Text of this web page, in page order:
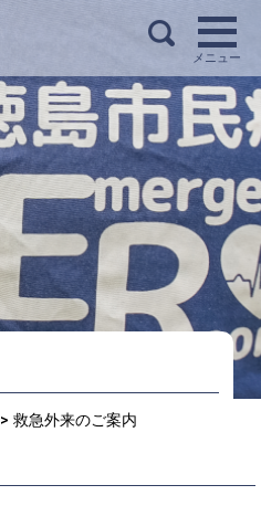
> 救急外来のご案内